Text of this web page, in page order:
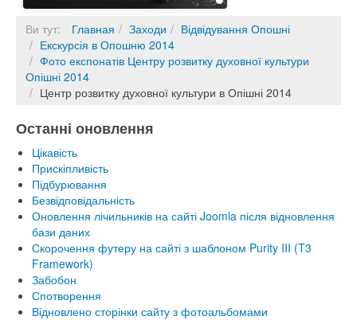
Ви тут: Главная Заходи
Відвідування Опошні
Екскурсія в Опошню 2014
Фото експонатів Центру розвитку духовної культури
Опішні 2014
Центр розвитку духовної культури в Опішні 2014
Останні оновлення
Цікавість
Прискіпливість
Підбурювання
Безвідповідальність
Оновлення лічильників на сайті Joomla після відновлення
бази даних
Скорочення футеру на сайті з шаблоном Purity III (T3
Framework)
Забобон
Спотворення
Відновлено сторінки сайту з фотоальбомами